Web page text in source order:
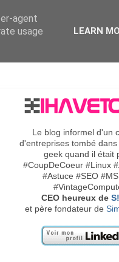
Le blog informel d'un
d'entreprises tombé dans
geek quand il était
#CoupDeCoeur #Linux
#Astuce #SEO
CEO heureux de
et père fondateur de
agent
usage
LEARN